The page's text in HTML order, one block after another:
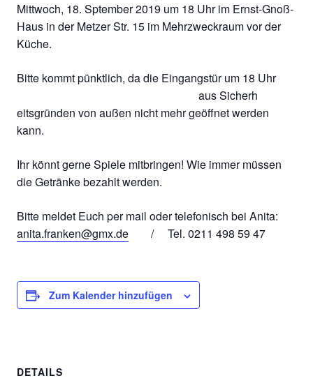
Mittwoch, 18. Sptember 2019 um 18 Uhr im Ernst-Gnoß-
Haus in der Metzer Str. 15 im Mehrzweckraum vor der
Küche.
Bitte kommt pünktlich, da die Eingangstür um 18 Uhr
aus Sicherh
eitsgründen von außen nicht mehr geöffnet werden
kann.
Ihr könnt gerne Spiele mitbringen! Wie immer müssen
die Getränke bezahlt werden.
Bitte meldet Euch per mail oder telefonisch bei Anita:
anita.franken@gmx.de / Tel. 0211 498 59 47
Zum Kalender hinzufügen
DETAILS